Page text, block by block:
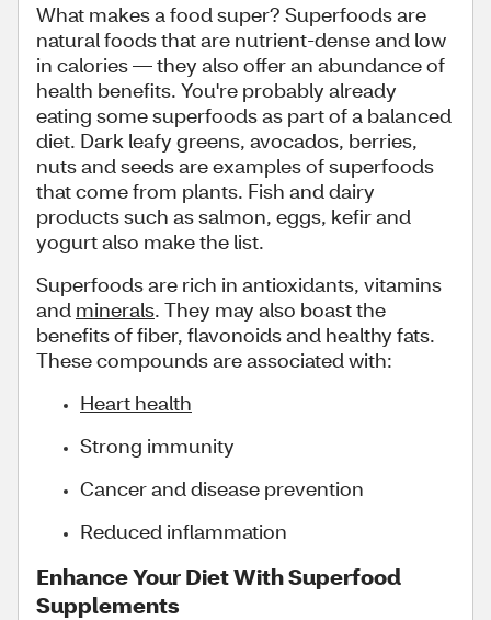
What makes a food super? Superfoods are
natural foods that are nutrient-dense and low
in calories — they also offer an abundance of
health benefits. You're probably already
eating some superfoods as part of a balanced
diet. Dark leafy greens, avocados, berries,
nuts and seeds are examples of superfoods
that come from plants. Fish and dairy
products such as salmon, eggs, kefir and
yogurt also make the list.
Superfoods are rich in antioxidants, vitamins
and minerals. They may also boast the
benefits of fiber, flavonoids and healthy fats.
These compounds are associated with:
Heart health
Strong immunity
Cancer and disease prevention
Reduced inflammation
Enhance Your Diet With Superfood
Supplements